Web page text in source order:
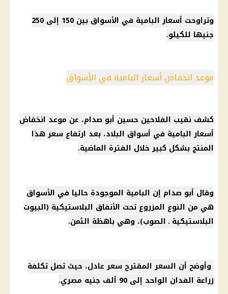
وتراوحت أسعار البامية في الأسواق بين 150 إلى 250
جنيها للكيلو.
موعد انخفاض أسعار البامية في الأسواق
كشف نقيب الفلاحين حسين أبو صدام، عن موعد انخفاض
أسعار البامية في أسواق البلاد، بعد ارتفاع سعر هذا
المنتج بشكل كبير خلال الفترة الماضية.
وقال أبو صدام إن البامية الموجودة حاليا في الأسواق
هي من النوع المزروع تحت الأنفاق البلاستيكية (البيوت
البلاستيكية ـ الصوب)، وهي باهظة الثمن.
وأوضح أن السعر المقترح سعر عادل، حيث تصل تكلفة
زراعة الفدان الواحد إلى 90 ألف جنيه مصري.